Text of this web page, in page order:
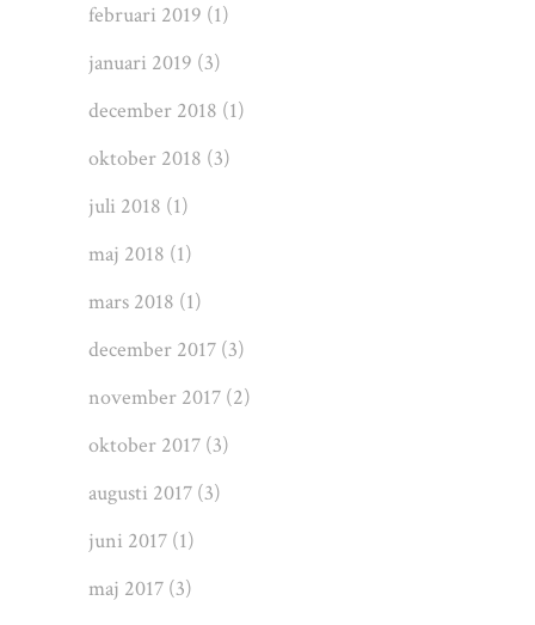
februari 2019 (1)
januari 2019 (3)
december 2018 (1)
oktober 2018 (3)
juli 2018 (1)
maj 2018 (1)
mars 2018 (1)
december 2017 (3)
november 2017 (2)
oktober 2017 (3)
augusti 2017 (3)
juni 2017 (1)
maj 2017 (3)